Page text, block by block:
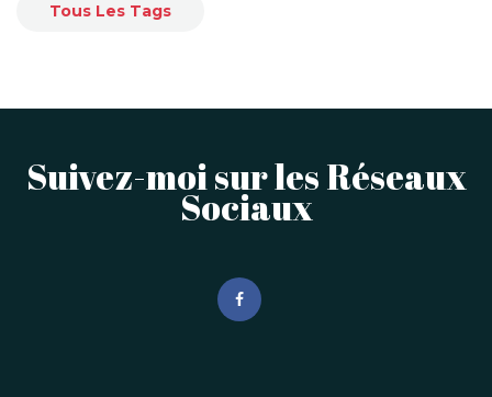
Tous Les Tags
Suivez-moi sur les Réseaux
Sociaux